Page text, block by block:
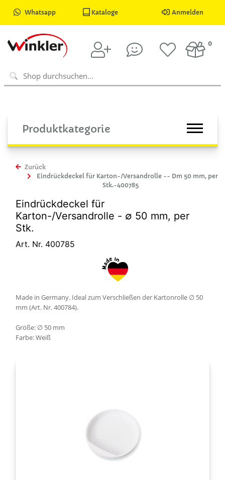
Whatsapp Kataloge Anmelden
0
Produktkategorie
Zurück
Eindrückdeckel für Karton-/Versandrolle -- Dm 50 mm, per
Stk.-400785
Eindrückdeckel für
Karton-/Versandrolle - ∅ 50 mm, per
Stk.
Art. Nr. 400785
Made in Germany. Ideal zum Verschließen der Kartonrolle ∅ 50
mm (Art. Nr. 400784).
Größe: ∅ 50 mm
Farbe: Weiß